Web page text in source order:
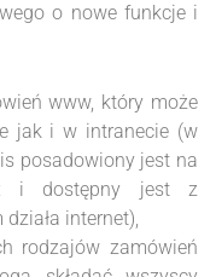
o nowe funkcje i
www, który może
jak i w intranecie (w
posadowiony jest na
i dostępny jest z
internet),
rodzajów zamówień